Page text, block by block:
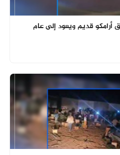
أرامكو قديم ويعود إلى عام